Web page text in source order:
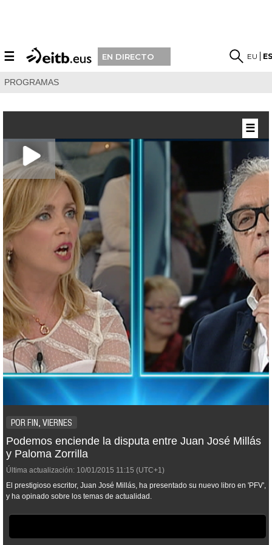
☰ EN DIRECTO EU
PROGRAMAS
POR FIN, VIERNES
Podemos enciende la disputa entre Juan José Millás
y Paloma Zorrilla
Última actualización: 10/01/2015 11:15 (UTC+1)
El prestigioso escritor, Juan José Millás, ha presentado su nuevo libro en 'PFV',
y ha opinado sobre los temas de actualidad.
☰